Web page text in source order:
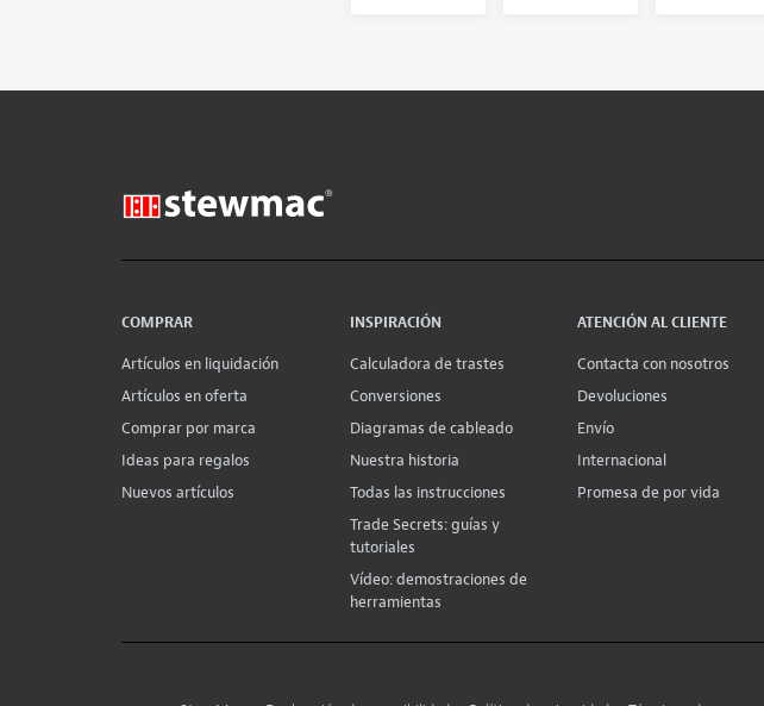
COMPRAR
Artículos en liquidación
Artículos en oferta
Comprar por marca
Ideas para regalos
Nuevos artículos
INSPIRACIÓN
Calculadora de trastes
Conversiones
Diagramas de cableado
Nuestra historia
Todas las instrucciones
Trade Secrets: guías y
tutoriales
Vídeo: demostraciones de
herramientas
ATENCIÓN AL CLIENTE
Contacta con nosotros
Devoluciones
Envío
Internacional
Promesa de por vida